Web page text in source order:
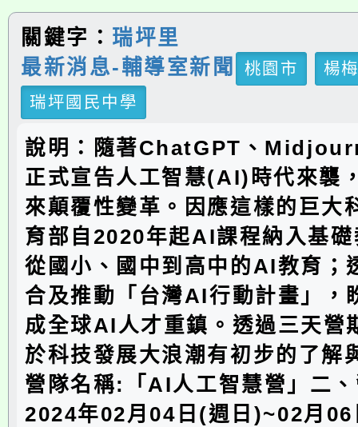
關鍵字： 瑞坪里
最新消息-輔導室新聞
桃園市
楊
瑞坪國民中學
說明：隨著ChatGPT、
正式宣告人工智慧(AI)時代來襲
來顛覆性變革。因應這樣的巨大
育部自2020年起AI課程納入基
從國小、國中到高中的AI教育；
合及推動「台灣AI行動計畫」，
成全球AI人才重鎮。透過三天營
於科技發展大浪潮有初步的了解
營隊名稱:「AI人工智慧營」二
2024年02月04日(週日)~02月